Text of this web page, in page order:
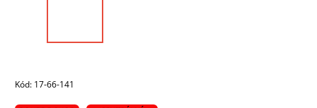
Kód: 17-66-141